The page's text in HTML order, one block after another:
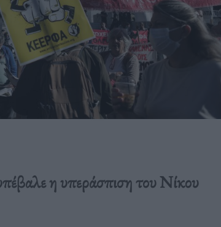
η υπεράσπιση του Νίκου